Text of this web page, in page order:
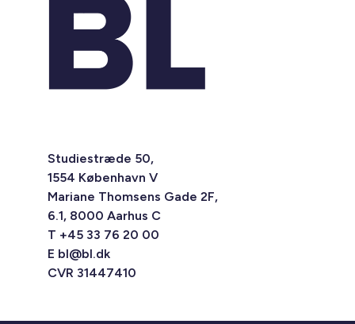
Studiestræde 50,
1554 København V
Mariane Thomsens Gade 2F,
6.1, 8000 Aarhus C
T +45 33 76 20 00
E bl@bl.dk
CVR 31447410